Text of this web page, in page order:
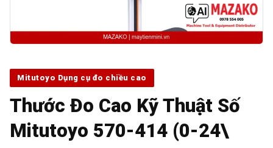
Mitutoyo Dụng cụ đo chiều cao
Thước Đo Cao Kỹ Thuật Số
Mitutoyo 570-414 (0-24\